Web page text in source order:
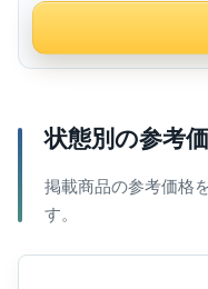
状態別の参考
掲載商品の参考価格
す。